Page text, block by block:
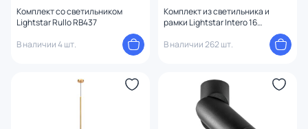
Комплект со светильником
Lightstar Rullo RB437
В наличии 4 шт.
Комплект из светильника и
рамки Lightstar Intero 16
В наличии 262 шт.